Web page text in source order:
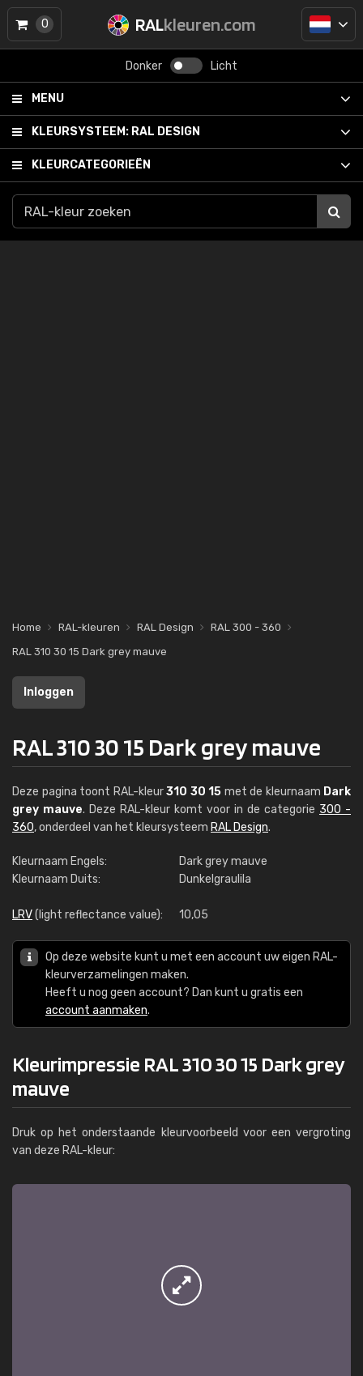
RALkleuren.com
Donker Licht
MENU
KLEURSYSTEEM: RAL DESIGN
KLEURCATEGORIEËN
0
Home RAL-kleuren RAL Design
RAL 300 - 360
RAL 310 30 15 Dark grey mauve
Inloggen
RAL 310 30 15 Dark grey mauve
Deze pagina toont RAL-kleur310 30 15 met de kleurnaam Dark
grey mauve. Deze RAL-kleur komt voor in de categorie 300 -
360, onderdeel van het kleursysteem RAL Design.
Kleurnaam Engels:
Dark grey mauve
Kleurnaam Duits:
Dunkelgraulila
LRV(light reflectance value): 10,05
Op deze website kunt u met een account uw eigen RAL-
kleurverzamelingen maken.
Heeft u nog geen account? Dan kunt u gratis een
account aanmaken.
Kleurimpressie RAL 310 30 15 Dark grey
mauve
Druk op het onderstaande kleurvoorbeeld voor een vergroting
van deze RAL-kleur: